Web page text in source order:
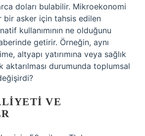
doları bulabilir. Mikroekonomi
bir asker için tahsis edilen
kullanımının ne olduğunu
getirir. Örneğin, aynı
altyapı yatırımına veya sağlık
aktarılması durumunda toplumsal
VE